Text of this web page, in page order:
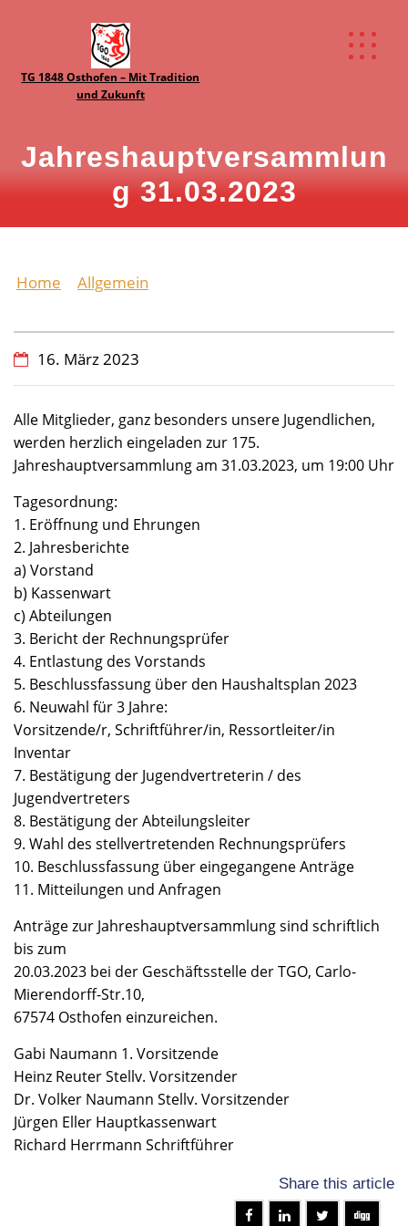
TG 1848 Osthofen – Mit Tradition
und Zukunft
Jahreshauptversammlun
g 31.03.2023
Home Allgemein
16. März 2023
Alle Mitglieder, ganz besonders unsere Jugendlichen,
werden herzlich eingeladen zur 175.
Jahreshauptversammlung am 31.03.2023, um 19:00 Uhr
Tagesordnung:
1. Eröffnung und Ehrungen
2. Jahresberichte
a) Vorstand
b) Kassenwart
c) Abteilungen
3. Bericht der Rechnungsprüfer
4. Entlastung des Vorstands
5. Beschlussfassung über den Haushaltsplan 2023
6. Neuwahl für 3 Jahre:
Vorsitzende/r, Schriftführer/in, Ressortleiter/in
Inventar
7. Bestätigung der Jugendvertreterin / des
Jugendvertreters
8. Bestätigung der Abteilungsleiter
9. Wahl des stellvertretenden Rechnungsprüfers
10. Beschlussfassung über eingegangene Anträge
11. Mitteilungen und Anfragen
Anträge zur Jahreshauptversammlung sind schriftlich
bis zum
20.03.2023 bei der Geschäftsstelle der TGO, Carlo-
Mierendorff-Str.10,
67574 Osthofen einzureichen.
Gabi Naumann 1. Vorsitzende
Heinz Reuter Stellv. Vorsitzender
Dr. Volker Naumann Stellv. Vorsitzender
Jürgen Eller Hauptkassenwart
Richard Herrmann Schriftführer
Share this article